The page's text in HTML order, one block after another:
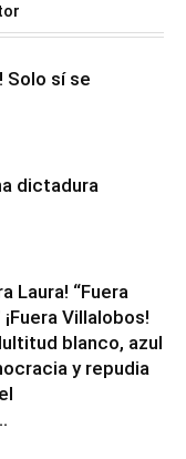
Solo sí se
dictadura
Laura! “Fuera
¡Fuera Villalobos!
blanco, azul
y repudia